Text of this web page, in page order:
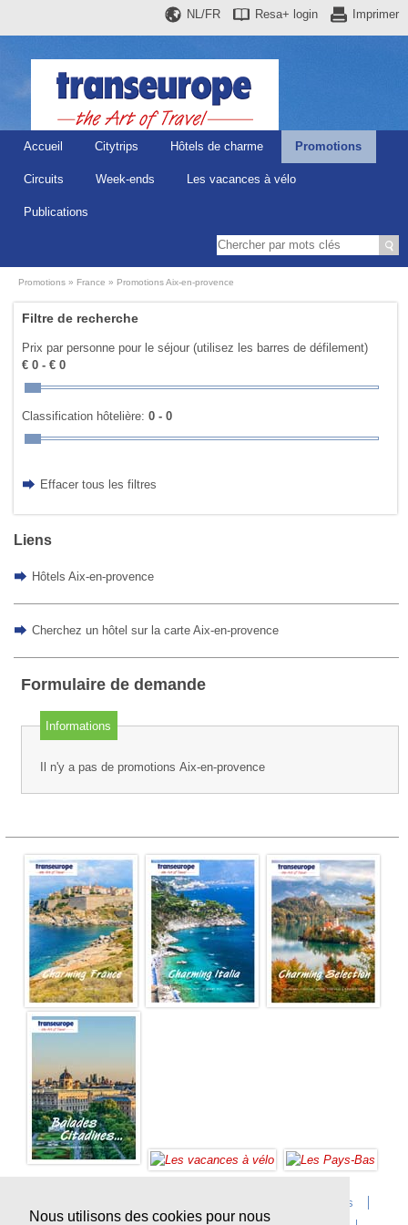
Nous utilisons des cookies pour nous
Imprimer
Resa+ login
NL/FR
Accueil Citytrips Hôtels de charme Promotions
Circuits Week-ends Les vacances à vélo
Publications
Promotions France Promotions Aix-en-provence
Filtre de recherche
Prix par personne pour le séjour (utilisez les barres de défilement)
€ 0 - € 0
Classification hôtelière:0 - 0
Effacer tous les filtres
Liens
Hôtels Aix-en-provence
Cherchez un hôtel sur la carte Aix-en-provence
Formulaire de demande
Informations
Il n'y a pas de promotions Aix-en-provence
Postes vacants